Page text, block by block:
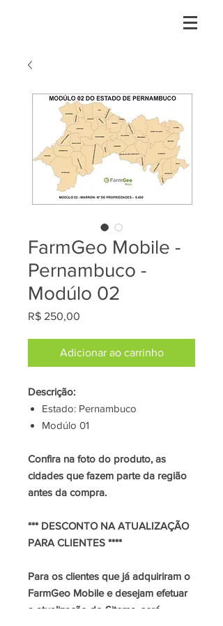
FarmGeo Mobile -
Pernambuco -
Modúlo 02
R$ 250,00
Adicionar ao carrinho
Descrição:
Estado: Pernambuco
Modúlo 01
Confira na foto do produto, as
cidades que fazem parte da região
antes da compra.
*** DESCONTO NA ATUALIZAÇÃO
PARA CLIENTES ****
Para os clientes que já adquiriram o
FarmGeo Mobile e desejam efetuar
a atualização do Sitema, será